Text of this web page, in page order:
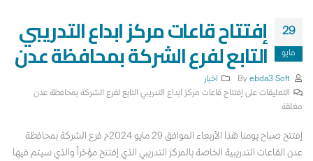
29
مايو
إفتتاح قاعات مركز ابداع التدريبي
التابع لفرع الشركة بمحافظة عدن
ebda3 Soft
اخبار
التعليقات على إفتتاح قاعات مركز ابداع التدريبي التابع لفرع الشركة بمحافظة عدن
مغلقة
إفتتح صباح يومنا هذا الأربعاء الموافق 29 مايو 2024م فرع الشركة بمحافظة
عدن القاعات التدريبية الخاصة بالمركز التدريبي الذي إفتتح مؤخراً والذي سيتم فيها